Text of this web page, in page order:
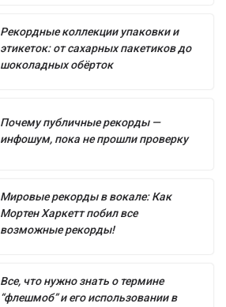
Рекордные коллекции упаковки и
этикеток: от сахарных пакетиков до
шоколадных обёрток
Почему публичные рекорды —
инфошум, пока не прошли проверку
Мировые рекорды в вокале: Как
Мортен Харкетт побил все
возможные рекорды!
Все, что нужно знать о термине
“флешмоб” и его использовании в